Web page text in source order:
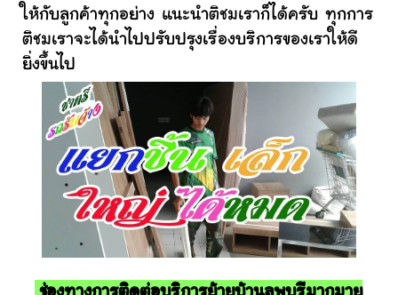
ให้กับลูกค้าทุกอย่าง แนะนำติชมเราก็ได้ครับ ทุกการ
ติชมเราจะได้นำไปปรับปรุงเรื่องบริการของเราให้ดี
ยิ่งขึ้นไป